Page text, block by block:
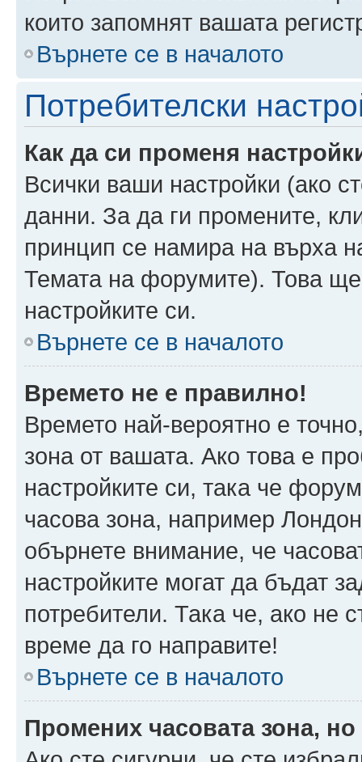
които запомнят вашата
Върнете се в началото
Потребителски
Как да си променя
Всички ваши настройки (ако
данни. За да ги промените,
принцип се намира на върха
Темата на форумите). Това
настройките си.
Върнете се в началото
Времето не е правилно!
Времето най-вероятно е
зона от вашата. Ако това е
настройките си, така че
часова зона, например
обърнете внимание, че
настройките могат да бъдат
потребители. Така че, ако не
време да го направите!
Върнете се в началото
Промених часовата зона,